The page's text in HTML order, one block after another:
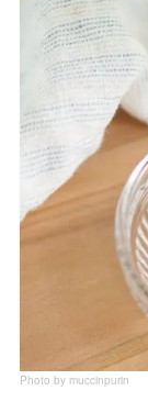
Photo by muccinpurin